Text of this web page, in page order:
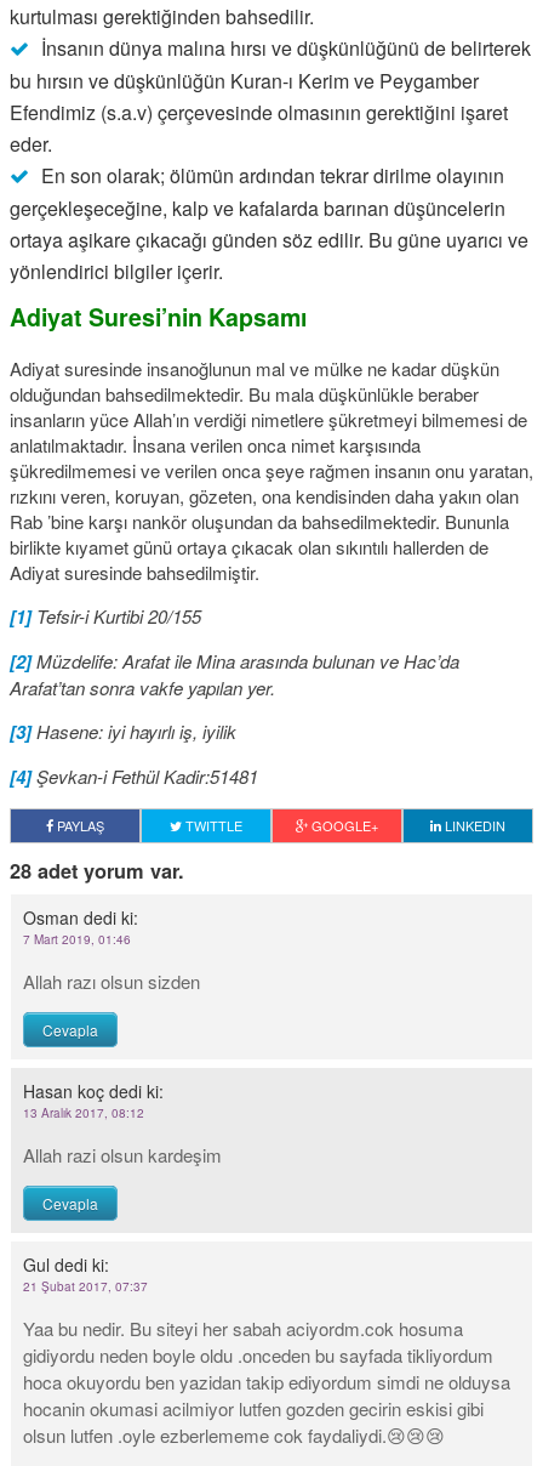
kurtulması gerektiğinden bahsedilir.
İnsanın dünya malına hırsı ve düşkünlüğünü de belirterek
bu hırsın ve düşkünlüğün Kuran-ı Kerim ve Peygamber
Efendimiz (s.a.v) çerçevesinde olmasının gerektiğini işaret
eder.
En son olarak; ölümün ardından tekrar dirilme olayının
gerçekleşeceğine, kalp ve kafalarda barınan düşüncelerin
ortaya aşikare çıkacağı günden söz edilir. Bu güne uyarıcı ve
yönlendirici bilgiler içerir.
Adiyat Suresi’nin Kapsamı
Adiyat suresinde insanoğlunun mal ve mülke ne kadar düşkün
olduğundan bahsedilmektedir. Bu mala düşkünlükle beraber
insanların yüce Allah’ın verdiği nimetlere şükretmeyi bilmemesi de
anlatılmaktadır. İnsana verilen onca nimet karşısında
şükredilmemesi ve verilen onca şeye rağmen insanın onu yaratan,
rızkını veren, koruyan, gözeten, ona kendisinden daha yakın olan
Rab ’bine karşı nankör oluşundan da bahsedilmektedir. Bununla
birlikte kıyamet günü ortaya çıkacak olan sıkıntılı hallerden de
Adiyat suresinde bahsedilmiştir.
[1]Tefsir-i Kurtibi 20/155
[2]Müzdelife: Arafat ile Mina arasında bulunan ve Hac’da
Arafat’tan sonra vakfe yapılan yer.
[3]Hasene: iyi hayırlı iş, iyilik
[4]Şevkan-i Fethül Kadir:51481
PAYLAŞ TWITTLE GOOGLE+ LINKEDIN
28 adet yorum var.
Osman dedi ki:
7 Mart 2019, 01:46
Allah razı olsun sizden
Cevapla
Hasan koç dedi ki:
13 Aralık 2017, 08:12
Allah razi olsun kardeşim
Cevapla
Gul dedi ki:
21 Şubat 2017, 07:37
Yaa bu nedir. Bu siteyi her sabah aciyordm.cok hosuma
gidiyordu neden boyle oldu .onceden bu sayfada tikliyordum
hoca okuyordu ben yazidan takip ediyordum simdi ne olduysa
hocanin okumasi acilmiyor lutfen gozden gecirin eskisi gibi
olsun lutfen .oyle ezberlememe cok faydaliydi.😢😢😢